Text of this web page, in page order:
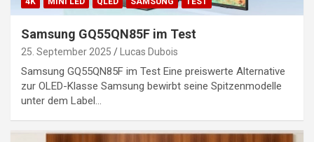
Samsung GQ55QN85F im Test
25. September 2025 Lucas Dubois
Samsung GQ55QN85F im Test Eine preiswerte Alternative
zur OLED-Klasse Samsung bewirbt seine Spitzenmodelle
unter dem Label…